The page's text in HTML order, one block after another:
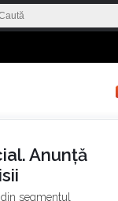
Anunță
segmentul